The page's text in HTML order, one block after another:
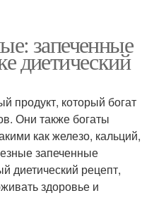
запеченные
диетический
продукт, который богат
Они также богаты
как железо, кальций,
запеченные
диетический рецепт,
здоровье и